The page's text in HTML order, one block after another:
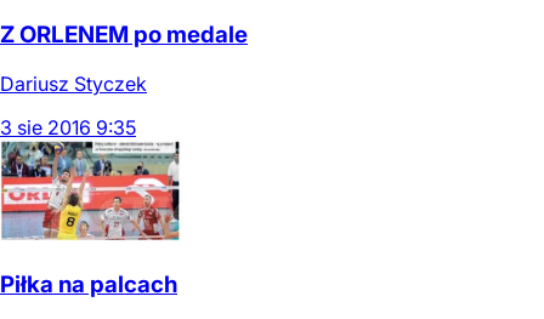
Z ORLENEM po medale
Dariusz Styczek
3 sie 2016 9:35
Piłka na palcach